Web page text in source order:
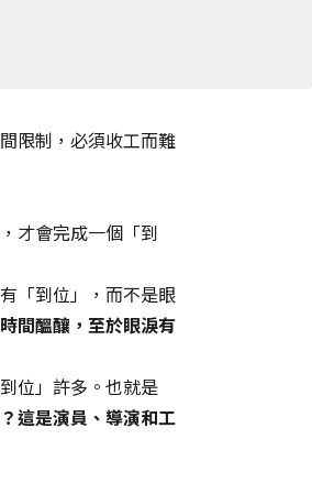
限制，必須收工而難
才會完成一個「到
「到位」，而不是眼
間醞釀，至於眼淚有
位」許多。也就是
這是演員、導演和工